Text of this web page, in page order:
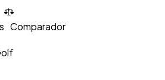
Comparador